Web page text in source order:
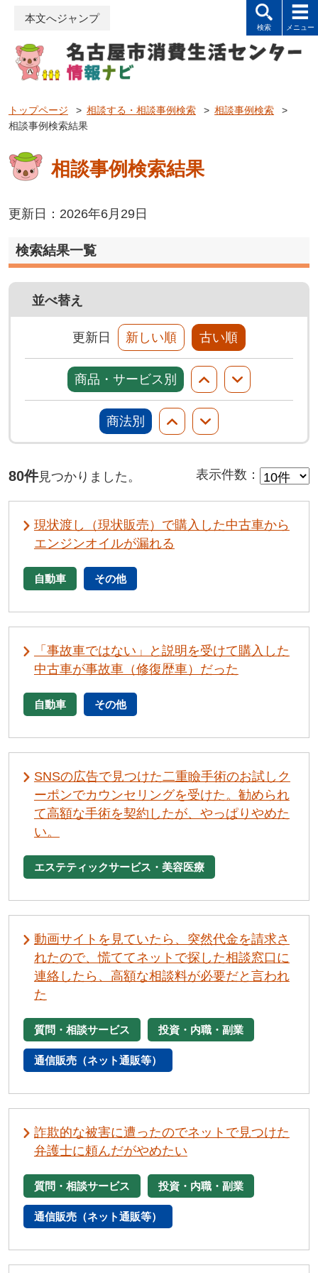
本文へジャンプ
トップページ > 相談する・相談事例検索 > 相談事例検索
>
相談事例検索結果
相談事例検索結果
更新日：2026年6月29日
検索結果一覧
並べ替え
更新日 新しい順 古い順
商品・サービス別
商法別
80件見つかりました。 表示件数 ：
現状渡し（現状販売）で購入した中古車から
エンジンオイルが漏れる
自動車 その他
「事故車ではない」と説明を受けて購入した
中古車が事故車（修復歴車）だった
自動車 その他
SNSの広告で見つけた二重瞼手術のお試しク
ーポンでカウンセリングを受けた。勧められ
て高額な手術を契約したが、やっぱりやめた
い。
エステティックサービス・美容医療
動画サイトを見ていたら、突然代金を請求さ
れたので、慌ててネットで探した相談窓口に
連絡したら、高額な相談料が必要だと言われ
た
質問・相談サービス 投資・内職・副業
通信販売（ネット通販等）
詐欺的な被害に遭ったのでネットで見つけた
弁護士に頼んだがやめたい
質問・相談サービス 投資・内職・副業
通信販売（ネット通販等）